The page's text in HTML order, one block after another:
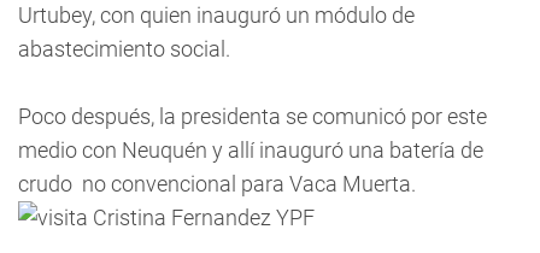
Urtubey, con quien inauguró un módulo de
abastecimiento social.
Poco después, la presidenta se comunicó por este
medio con Neuquén y allí inauguró una batería de
crudo no convencional para Vaca Muerta.